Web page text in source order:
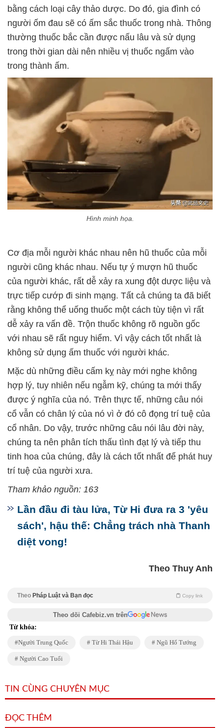
bằng cách loại cây thảo dược. Do đó, gia đình có
người ốm đau sẽ có ấm sắc thuốc trong nhà. Thông
thường thuốc bắc cần được nấu lâu và sử dụng
trong thời gian dài nên nhiều vị thuốc ngấm vào
trong thành ấm.
Hình minh họa.
Cơ địa mỗi người khác nhau nên hũ thuốc của mỗi
người cũng khác nhau. Nếu tự ý mượn hũ thuốc
của người khác, rất dễ xảy ra xung đột dược liệu và
trực tiếp cướp đi sinh mạng. Tất cả chúng ta đã biết
rằng không thể uống thuốc một cách tùy tiện vì rất
dễ xảy ra vấn đề. Trộn thuốc không rõ nguồn gốc
với nhau sẽ rất nguy hiểm. Vì vậy cách tốt nhất là
không sử dụng ấm thuốc với người khác.
Mặc dù những điều cấm kỵ này mới nghe không
hợp lý, tuy nhiên nếu ngẫm kỹ, chúng ta mới thấy
được ý nghĩa của nó. Trên thực tế, những câu nói
cổ vẫn có chân lý của nó vì ở đó cô đọng trí tuệ của
cổ nhân. Do vậy, trước những câu nói lâu đời này,
chúng ta nên phân tích thấu tình đạt lý và tiếp thu
tinh hoa của chúng, đây là cách tốt nhất để phát huy
trí tuệ của người xưa.
Tham khảo nguồn: 163
Lần đầu đi tàu lửa, Từ Hi đưa ra 3 'yêu
sách', hậu thế: Chẳng trách nhà Thanh
diệt vong!
Theo Thuy Anh
Theo Pháp Luật và Bạn đọc Copy link
Theo dõi Cafebiz.vn trên
Từ khóa:
Người Trung Quốc Từ Hi Thái Hậu Ngũ Hổ Tướng
Người Cao Tuổi
TIN CÙNG CHUYÊN MỤC
ĐỌC THÊM